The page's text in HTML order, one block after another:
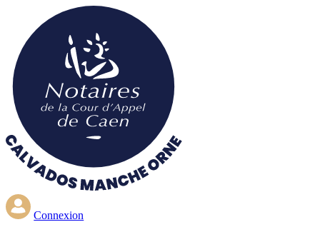
contenu
principal
Connexion